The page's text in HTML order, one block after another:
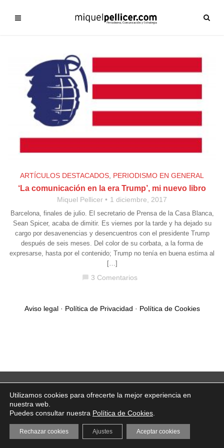
ARTÍCULOS DESTACADOS PERIODISMO EN GENERAL
‘La comunicación en la era Trump’, mi nuevo libro
Miquel Pellicer 1 diciembre, 2017
Barcelona, finales de julio. El secretario de Prensa de la Casa Blanca,
Sean Spicer, acaba de dimitir. Es viernes por la tarde y ha dejado su
cargo por desavenencias y desencuentros con el presidente Trump
después de seis meses. Del color de su corbata, a la forma de
expresarse, hasta por el contenido; Trump no tenía en buena estima al
[…]
chat_bubble 3 Comentarios
Aviso legal· Política de Privacidad · Política de Cookies
Utilizamos cookies para ofrecerte la mejor experiencia en
nuestra web.
Puedes consultar nuestra Política de Cookies
Aceptar cookies
Rechazar cookies Ajustes